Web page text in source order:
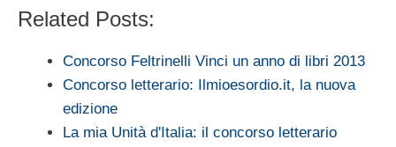
Related Posts:
Concorso Feltrinelli Vinci un anno di libri 2013
Concorso letterario: Ilmioesordio.it, la nuova
edizione
La mia Unità d'Italia: il concorso letterario